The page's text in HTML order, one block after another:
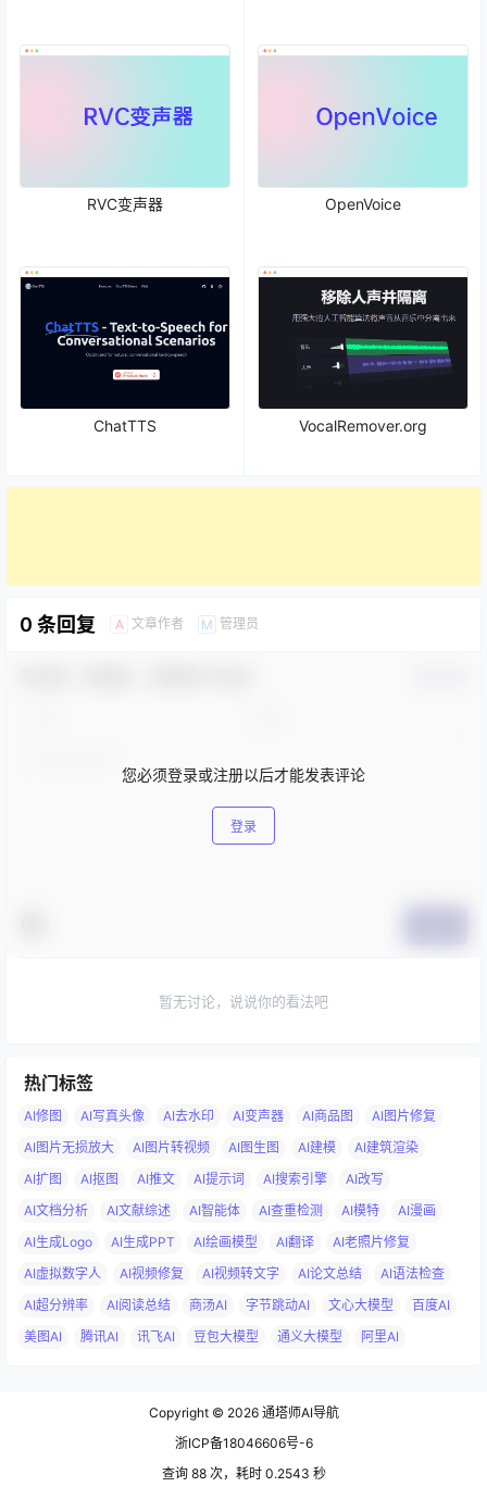
RVC变声器 OpenVoice
ChatTTS VocalRemover.org
0 条回复 A 文章作者 M 管理员
您必须登录或注册以后才能发表评论
登录
暂无讨论，说说你的看法吧
热门标签
AI修图 AI写真头像 AI去水印 AI变声器 AI商品图
AI图片修复
AI图片无损放大
AI图片转视频 AI图生图 AI建模
AI建筑渲染
AI扩图
AI抠图 AI推文 AI提示词 AI搜索引擎
AI改写
AI文档分析
AI文献综述 AI智能体 AI查重检测 AI模特
AI漫画
AI生成Logo
AI生成PPT AI绘画模型 AI翻译
AI老照片修复
AI虚拟数字人
AI视频修复 AI视频转文字 AI论文总结
AI语法检查
AI超分辨率
AI阅读总结 商汤AI 字节跳动AI 文心大模型
百度AI
美图AI
腾讯AI 讯飞AI 豆包大模型 通义大模型 阿里AI
Copyright © 2026通塔师AI导航
浙ICP备18046606号-6
查询 88 次，耗时 0.2543 秒